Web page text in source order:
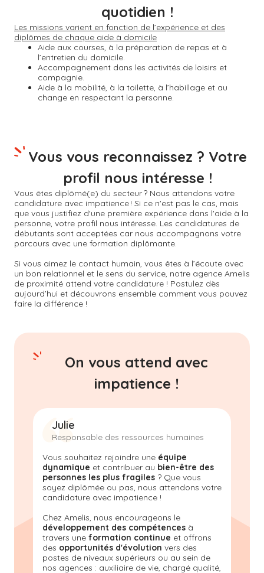
Les missions varient en fonction de l’expérience et des
diplômes de chaque aide à domicile
Aide aux courses, à la préparation de repas et à
l’entretien du domicile.
Accompagnement dans les activités de loisirs et
compagnie.
Aide à la mobilité, à la toilette, à l’habillage et au
change en respectant la personne.
quotidien !
Vous êtes diplômé(e) du secteur ? Nous attendons votre
candidature avec impatience ! Si ce n'est pas le cas, mais
que vous justifiez d'une première expérience dans l'aide à la
personne, votre profil nous intéresse. Les candidatures de
débutants sont acceptées car nous accompagnons votre
parcours avec une formation diplômante.
Si vous aimez le contact humain, vous êtes à l’écoute avec
un bon relationnel et le sens du service, notre agence Amelis
de proximité attend votre candidature ! Postulez dès
aujourd’hui et découvrons ensemble comment vous pouvez
faire la différence !
Vous vous reconnaissez ? Votre
profil nous intéresse !
On vous attend avec
impatience !
Julie
Responsable des ressources humaines
Vous souhaitez rejoindre une équipe
dynamique et contribuer au bien-être des
personnes les plus fragiles ? Que vous
soyez diplômée ou pas, nous attendons votre
candidature avec impatience !
Chez Amelis, nous encourageons le
développement des compétences à
travers une formation continue et offrons
des opportunités d'évolution vers des
postes de niveaux supérieurs ou au sein de
nos agences : auxiliaire de vie, chargé qualité,